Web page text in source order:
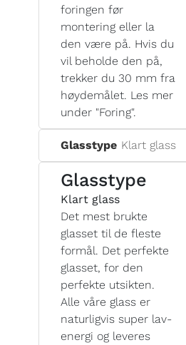
foringen før
montering eller la
den være på. Hvis du
vil beholde den på,
trekker du 30 mm fra
høydemålet. Les mer
under "Foring".
Glasstype Klart glass
Glasstype
Klart glass
Det mest brukte
glasset til de fleste
formål. Det perfekte
glasset, for den
perfekte utsikten.
Alle våre glass er
naturligvis super lav-
energi og leveres